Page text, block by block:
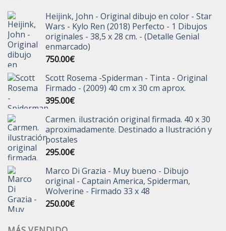
Heijink, John - Original dibujo en color - Star
Wars - Kylo Ren (2018) Perfecto - 1 Dibujos
originales - 38,5 x 28 cm. - (Detalle Genial
enmarcado)
750.00€
Scott Rosema -Spiderman - Tinta - Original
Firmado - (2009) 40 cm x 30 cm aprox.
395.00€
Carmen. ilustración original firmada. 40 x 30
aproximadamente. Destinado a Ilustración y
postales
295.00€
Marco Di Grazia - Muy bueno - Dibujo
original - Captain America, Spiderman,
Wolverine - Firmado 33 x 48
250.00€